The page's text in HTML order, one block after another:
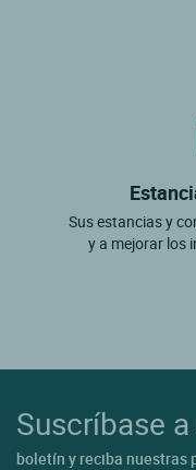
Sus estancias y
y a mejorar los
Suscríbase
boletín y reciba nuestras